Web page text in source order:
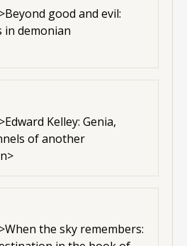
>Beyond good and evil:
in demonian
>Edward Kelley: Genia,
of another
>When the sky remembers: